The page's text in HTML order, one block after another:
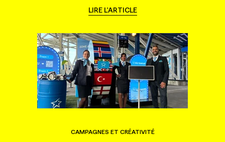
LIRE L'ARTICLE
CAMPAGNES ET CRÉATIVITÉ